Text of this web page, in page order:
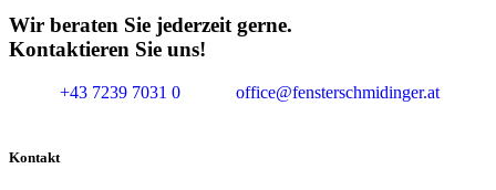
Wir beraten Sie jederzeit gerne.
Kontaktieren Sie uns!
+43 7239 7031 0 office@fensterschmidinger.at
Kontakt